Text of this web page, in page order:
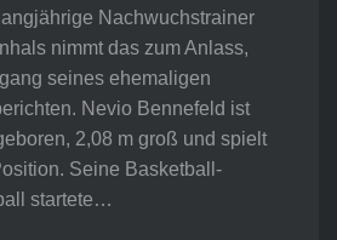
Nachwuchstrainer
nimmt das zum Anlass,
seines ehemaligen
Nevio Bennefeld ist
2,08 m groß und spielt
Seine Basketball-
startete…